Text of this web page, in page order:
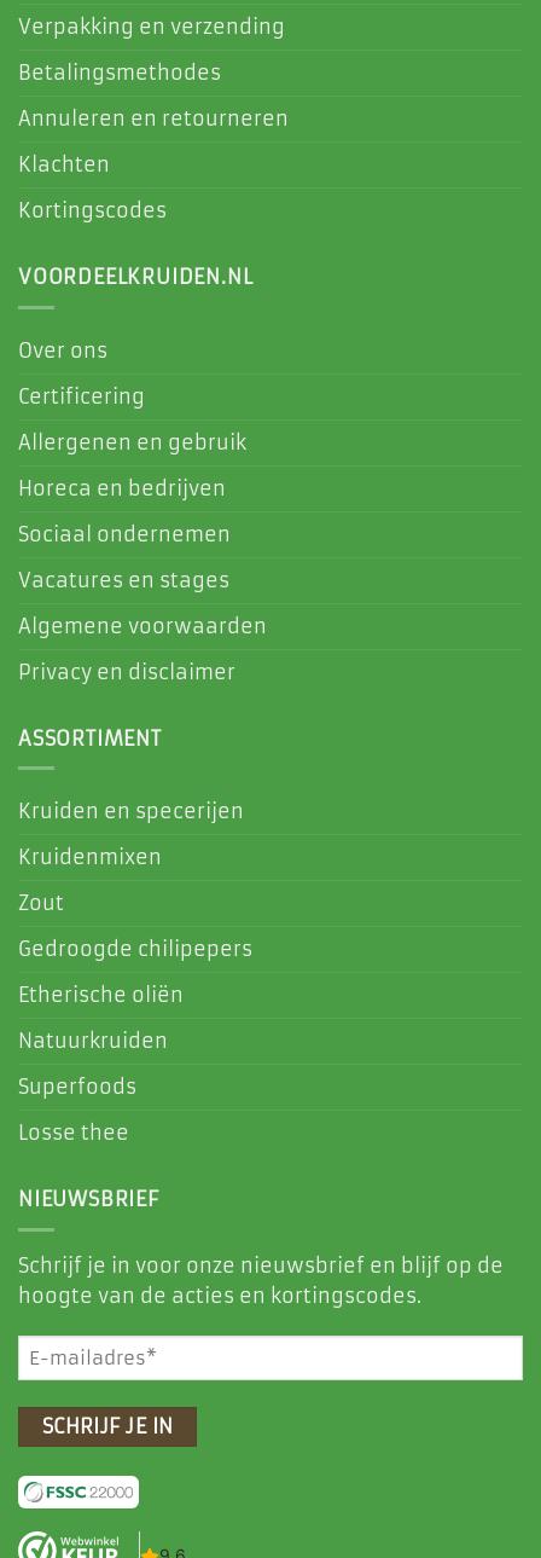
Verpakking en verzending
Betalingsmethodes
Annuleren en retourneren
Klachten
Kortingscodes
VOORDEELKRUIDEN.NL
Over ons
Certificering
Allergenen en gebruik
Horeca en bedrijven
Sociaal ondernemen
Vacatures en stages
Algemene voorwaarden
Privacy en disclaimer
ASSORTIMENT
Kruiden en specerijen
Kruidenmixen
Zout
Gedroogde chilipepers
Etherische oliën
Natuurkruiden
Superfoods
Losse thee
NIEUWSBRIEF
Schrijf je in voor onze nieuwsbrief en blijf op de
hoogte van de acties en kortingscodes.
E-
mailadres
(Vereist)